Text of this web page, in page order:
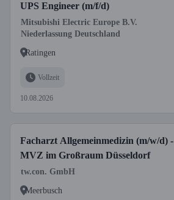
UPS Engineer (m/f/d)
Mitsubishi Electric Europe B.V.
Niederlassung Deutschland
Ratingen
Vollzeit
10.08.2026
Facharzt Allgemeinmedizin (m/w/d) -
MVZ im Großraum Düsseldorf
tw.con. GmbH
Meerbusch